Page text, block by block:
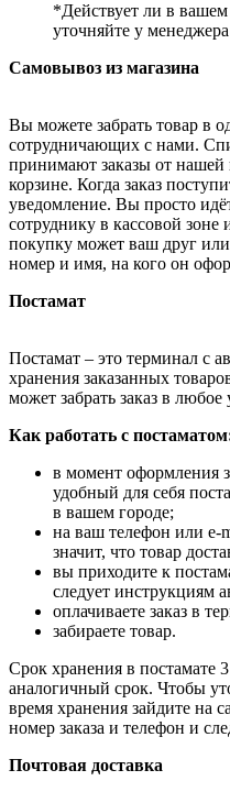
*Действует ли в вашем
уточняйте у
Самовывоз из магазина
Вы можете забрать товар в
сотрудничающих с нами.
принимают заказы от нашей
корзине. Когда заказ
уведомление. Вы просто
сотруднику в кассовой зоне
покупку может ваш друг
номер и имя, на кого он
Постамат
Постамат – это терминал с
хранения заказанных
может забрать заказ в любое
Как работать с
в момент оформления
удобный для себя
в вашем городе;
на ваш телефон или e-
значит, что товар
вы приходите к
следует инструкциям
оплачиваете заказ в
забираете товар.
Срок хранения в постамате
аналогичный срок. Чтобы
время хранения зайдите на
номер заказа и телефон и
Почтовая доставка